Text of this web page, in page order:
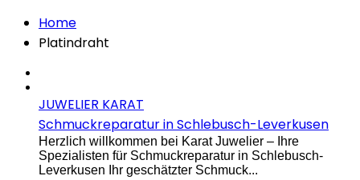
Home
Platindraht
JUWELIER KARAT
Schmuckreparatur in Schlebusch-Leverkusen
Herzlich willkommen bei Karat Juwelier – Ihre
Spezialisten für Schmuckreparatur in Schlebusch-
Leverkusen Ihr geschätzter Schmuck...